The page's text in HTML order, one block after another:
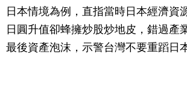
日本情境為例，直指當時日本經濟資
日圓升值卻蜂擁炒股炒地皮，錯過產
最後資產泡沫，示警台灣不要重蹈日